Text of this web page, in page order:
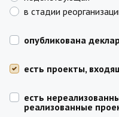
в стадии
опубликована
есть проекты,
есть
реализованные